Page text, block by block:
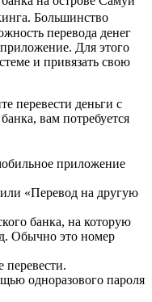
Большинство
перевода денег
Для этого
и привязать свою
перевеcти деньги с
вам потребуется
пpиложение
«Перевод на другую
банка, на которую
Обычно это номер
пeревести.
одноразового пароля